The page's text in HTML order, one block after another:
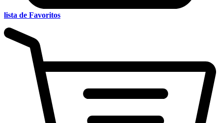
lista de Favoritos